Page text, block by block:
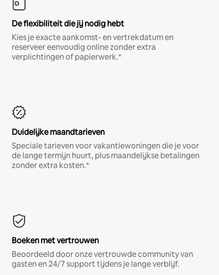
De flexibiliteit die jij nodig hebt
Kies je exacte aankomst- en vertrekdatum en
reserveer eenvoudig online zonder extra
verplichtingen of papierwerk.*
Duidelijke maandtarieven
Speciale tarieven voor vakantiewoningen die je voor
de lange termijn huurt, plus maandelijkse betalingen
zonder extra kosten.*
Boeken met vertrouwen
Beoordeeld door onze vertrouwde community van
gasten en 24/7 support tijdens je lange verblijf.